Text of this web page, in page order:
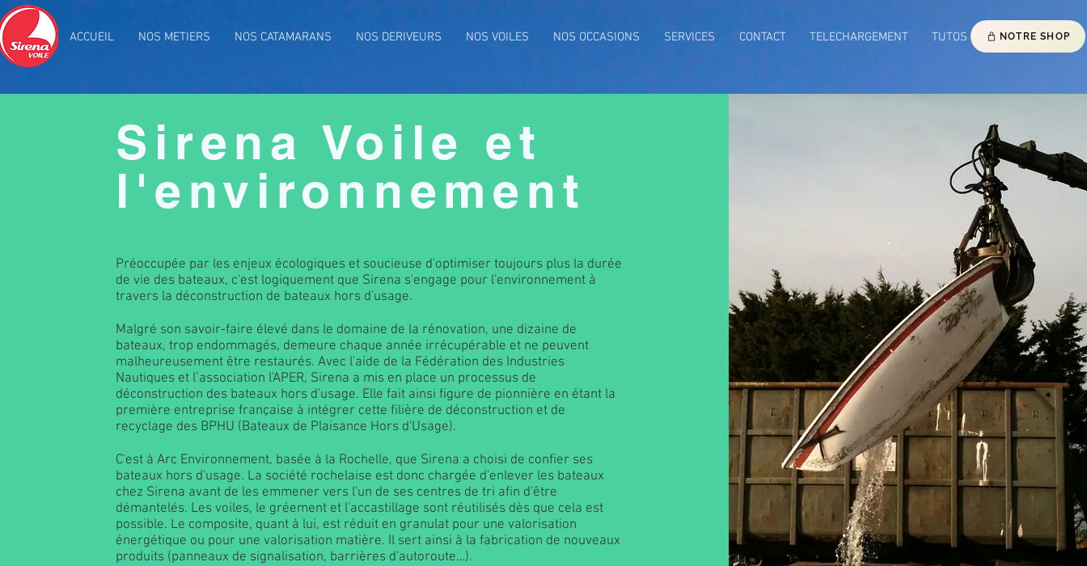
ACCUEIL NOS METIERS NOS CATAMARANS NOS DERIVEURS NOS VOILES NOS OCCASIONS SERVICES CONTACT TELECHARGEMENT TUTOS NOTRE SHOP
Sirena Voile et
l'environnement
Préoccupée par les enjeux écologiques et soucieuse d'optimiser toujours plus la durée
de vie des bateaux, c'est logiquement que Sirena s'engage pour l'environnement à
travers la déconstruction de bateaux hors d'usage.
Malgré son savoir-faire élevé dans le domaine de la rénovation, une dizaine de
bateaux, trop endommagés, demeure chaque année irrécupérable et ne peuvent
malheureusement être restaurés. Avec l'aide de la Fédération des Industries
Nautiques et l’association l'APER, Sirena a mis en place un processus de
déconstruction des bateaux hors d'usage. Elle fait ainsi figure de pionnière en étant la
première entreprise française à intégrer cette filière de déconstruction et de
recyclage des BPHU (Bateaux de Plaisance Hors d'Usage).
C'est à Arc Environnement, basée à la Rochelle, que Sirena a choisi de confier ses
bateaux hors d'usage. La société rochelaise est donc chargée d'enlever les bateaux
chez Sirena avant de les emmener vers l'un de ses centres de tri afin d'être
démantelés. Les voiles, le gréement et l'accastillage sont réutilisés dès que cela est
possible. Le composite, quant à lui, est réduit en granulat pour une valorisation
énergétique ou pour une valorisation matière. Il sert ainsi à la fabrication de nouveaux
produits (panneaux de signalisation, barrières d'autoroute…).